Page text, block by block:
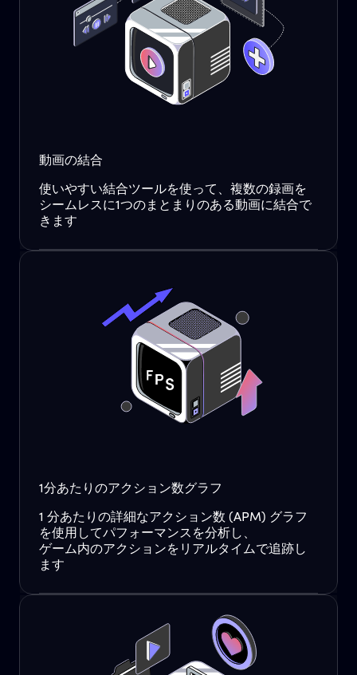
動画の結合
使いやすい結合ツールを使って、複数の録画を
シームレスに1つのまとまりのある動画に結合で
きます
1分あたりのアクション数グラフ
1 分あたりの詳細なアクション数 (APM) グラフ
を使用してパフォーマンスを分析し、
ゲーム内のアクションをリアルタイムで追跡し
ます